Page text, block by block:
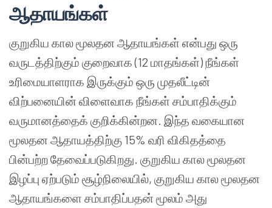
ஆதாயங்கள்
குறுகிய கால மூலதன ஆதாயங்கள் என்பது ஒரு
வருடத்திற்கும் குறைவாக (12 மாதங்கள்) நீங்கள்
உரிமையாளராக இருக்கும் ஒரு முதலீட்டின்
விற்பனையின் விளைவாக நீங்கள் சம்பாதிக்கும்
வருமானத்தைக் குறிக்கின்றன. இந்த வகையான
மூலதன ஆதாயத்திற்கு 15% வரி விகிதத்தை
பின்பற்ற தேவைப்படுகிறது. குறுகிய கால மூலதன
இழப்பு ஏற்படும் சூழ்நிலையில், குறுகிய கால மூலதன
ஆதாயங்களை சம்பாதிப்பதன் மூலம் அது